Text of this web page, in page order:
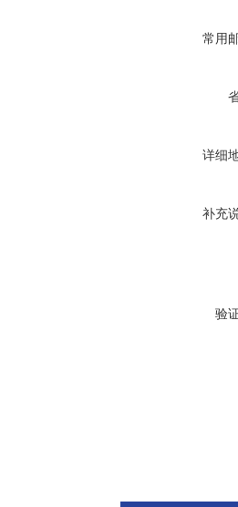
常用
详细
补充
验